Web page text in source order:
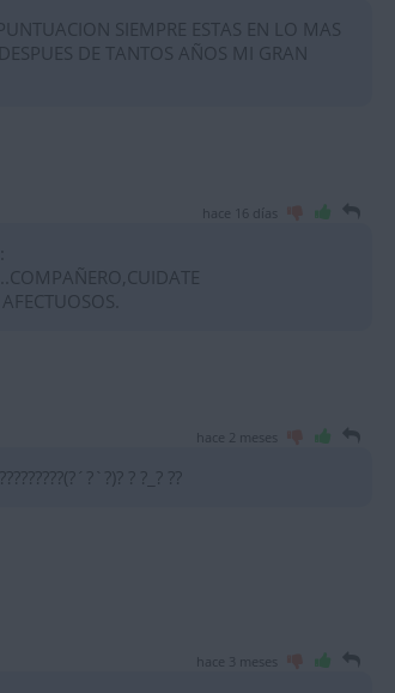
SIEMPRE ESTAS EN LO MAS
DE TANTOS AÑOS MI GRAN
hace 16 días
hace 2 meses
? ?_? ??
hace 3 meses